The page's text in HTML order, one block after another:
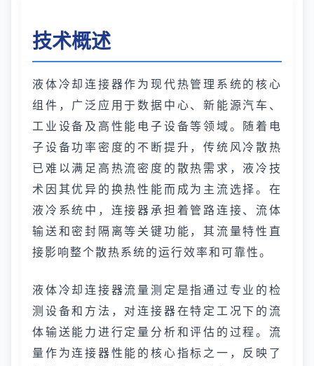
技术概述
液体冷却连接器作为现代热管理系统的核心
组件，广泛应用于数据中心、新能源汽车、
工业设备及高性能电子设备等领域。随着电
子设备功率密度的不断提升，传统风冷散热
已难以满足高热流密度的散热需求，液冷技
术因其优异的换热性能而成为主流选择。在
液冷系统中，连接器承担着管路连接、流体
输送和密封隔离等关键功能，其流量特性直
接影响整个散热系统的运行效率和可靠性。
液体冷却连接器流量测定是指通过专业的检
测设备和方法，对连接器在特定工况下的流
体输送能力进行定量分析和评估的过程。流
量作为连接器性能的核心指标之一，反映了